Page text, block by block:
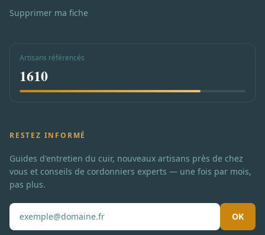
Supprimer ma fiche
Artisans référencés
1610
RESTEZ INFORMÉ
Guides d'entretien du cuir, nouveaux artisans près de chez
vous et conseils de cordonniers experts — une fois par mois,
pas plus.
OK